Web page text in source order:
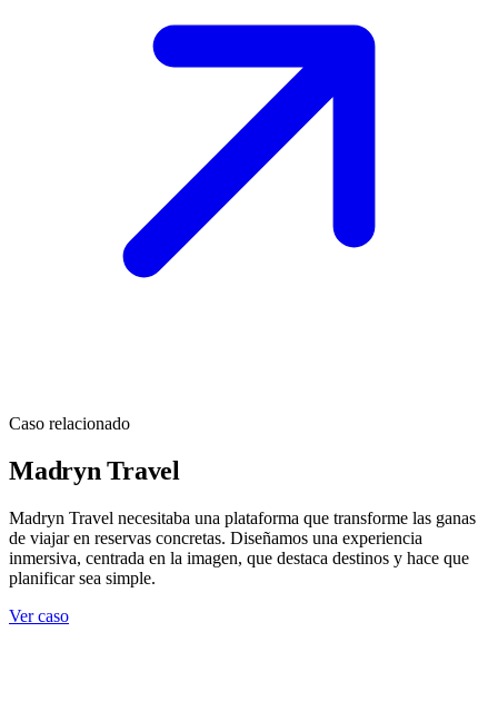
Caso relacionado
Madryn Travel
Madryn Travel necesitaba una plataforma que transforme las ganas
de viajar en reservas concretas. Diseñamos una experiencia
inmersiva, centrada en la imagen, que destaca destinos y hace que
planificar sea simple.
Ver caso